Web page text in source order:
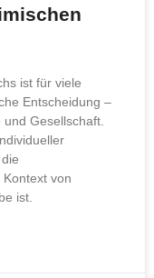
ist für viele
Entscheidung –
Gesellschaft.
von
ist.